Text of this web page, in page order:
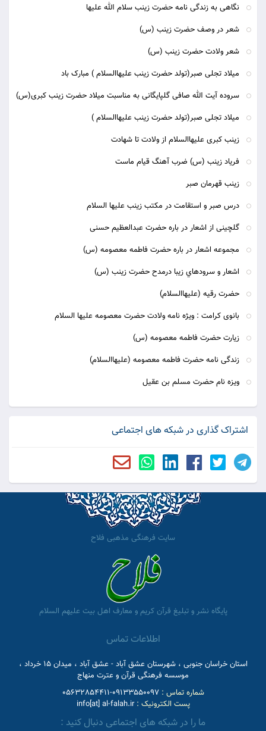
نگاهی به زندگی نامه حضرت زینب سلام الله علیها
شعر در وصف حضرت زینب (س)
شعر ولادت حضرت زینب (س)
میلاد تجلی صبر(تولد حضرت زینب علیهاالسلام ) مبارک باد
سروده آیت الله صافی گلپایگانی به مناسبت میلاد حضرت زینب کبری(س)
میلاد تجلی صبر(تولد حضرت زینب علیهاالسلام )
زینب کبری علیهاالسلام از ولادت تا شهادت
فریاد زینب (س) ضرب آهنگ قیام ماست
زینب قهرمان صبر
درس صبر و استقامت در مکتب زینب علیها السلام
گلچینی از اشعار در باره حضرت عبدالعظیم حسنی
مجموعه اشعار در باره حضرت فاطمه معصومه (س)
اشعار و سرودهاي زيبا درمدح حضرت زينب (س)
حضرت رقیه (علیهاالسلام)
بانوی کرامت : ویژه نامه ولادت حضرت معصومه علیها السلام
زیارت حضرت فاطمه معصومه (س)
زندگی نامه حضرت فاطمه معصومه (علیهاالسلام)
ویزه نام حضرت مسلم بن عقیل
اشتراک گذاری در شبکه های اجتماعی
سایت فرهنگی مذهبی فلاح
پایگاه نشر و تبلیغ قرآن کریم و معارف اهل بیت علیهم السلام
اطلاعات تماس
استان خراسان جنوبی ، شهرستان عشق آباد - عشق آباد ، میدان 15 خرداد ،
موسسه فرهنگی قرآن و عترت منهاج
شماره تماس :09133550097-05632854411
پست الکترونیک :info[at] al-falah.ir
ما را در شبکه های اجتماعی دنبال کنید :